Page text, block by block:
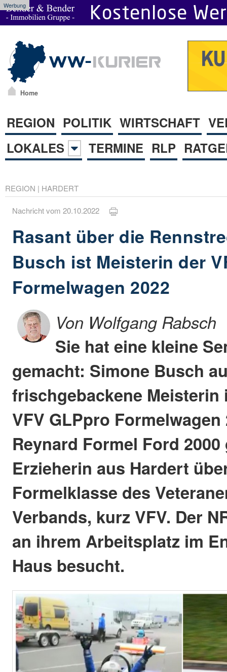
Werbung
Home
REGION POLITIK WIRTSCHAFT
LOKALES
TERMINE RLP
REGION | HARDERT
Nachricht vom 20.10.2022
Rasant über die
Busch ist Meisterin der
Formelwagen 2022
Von Wolfgang Rabsch
Sie hat eine kleine
gemacht: Simone Busch
frischgebackene Meisterin
VFV GLPpro
Reynard Formel Ford
Erzieherin aus Hardert
Formelklasse des
Verbands, kurz VFV. Der
an ihrem Arbeitsplatz im
Haus besucht.